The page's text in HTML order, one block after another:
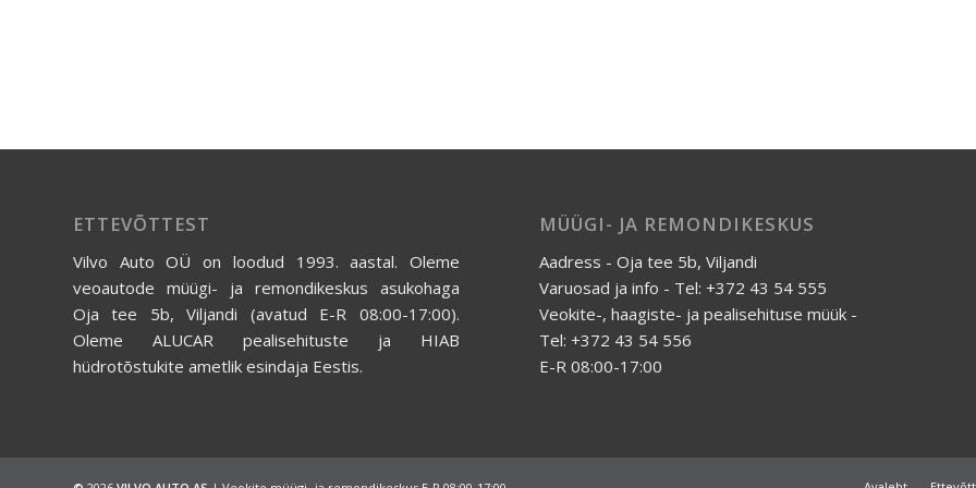
ETTEVÕTTEST
Vilvo Auto OÜ on loodud 1993. aastal. Oleme
veoautode müügi- ja remondikeskus asukohaga
Oja tee 5b, Viljandi (avatud E-R 08:00-17:00).
Oleme ALUCAR pealisehituste ja HIAB
hüdrotõstukite ametlik esindaja Eestis.
MÜÜGI- JA REMONDIKESKUS
Aadress - Oja tee 5b, Viljandi
Varuosad ja info - Tel: +372 43 54 555
Veokite-, haagiste- ja pealisehituse müük -
Tel: +372 43 54 556
E-R 08:00-17:00